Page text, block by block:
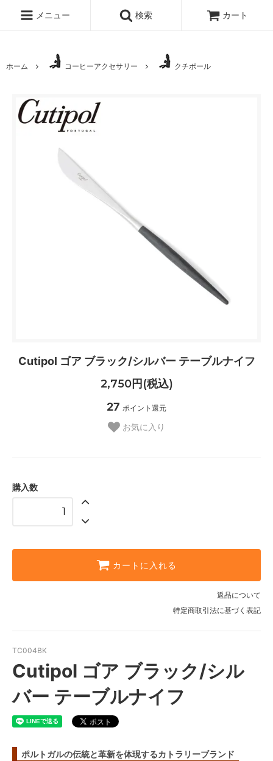
メニュー 検索 カート
ホーム コーヒーアクセサリー クチポール
Cutipol ゴア ブラック/シルバー テーブルナイフ
2,750円(税込)
27 ポイント還元
お気に入り
購入数
カートに入れる
返品について
特定商取引法に基づく表記
TC004BK
Cutipol ゴア ブラック/シル
バー テーブルナイフ
ポルトガルの伝統と革新を体現するカトラリーブランド